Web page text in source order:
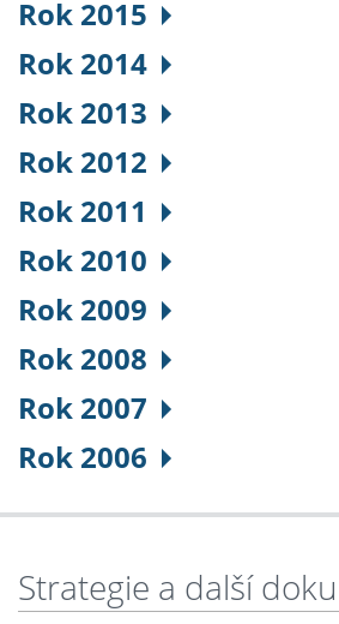
Rok 2015
Rok 2014
Rok 2013
Rok 2012
Rok 2011
Rok 2010
Rok 2009
Rok 2008
Rok 2007
Rok 2006
Strategie a další